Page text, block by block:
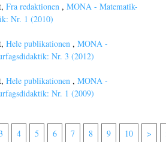
Fra redaktionen , MONA - Matematik-
Nr. 1 (2010)
Hele publikationen , MONA -
Nr. 3 (2012)
Hele publikationen , MONA -
Nr. 1 (2009)
4 5 6 7 8 9 10 >